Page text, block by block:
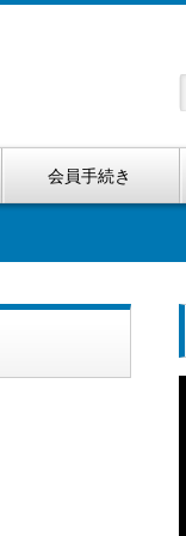
会員手続き